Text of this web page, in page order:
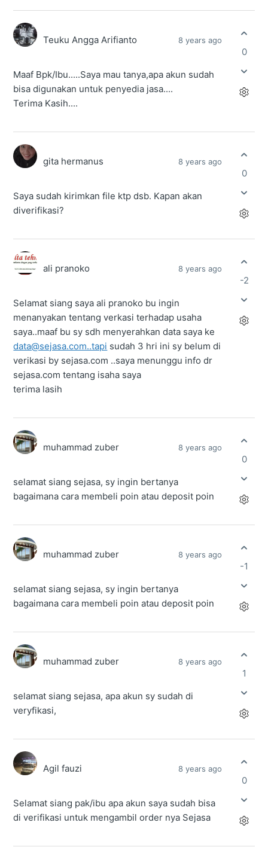
Teuku Angga Arifianto 8 years ago
Maaf Bpk/Ibu.....Saya mau tanya,apa akun sudah
bisa digunakan untuk penyedia jasa....
Terima Kasih....
0
gita hermanus 8 years ago
Saya sudah kirimkan file ktp dsb. Kapan akan
diverifikasi?
0
ali pranoko 8 years ago
Selamat siang saya ali pranoko bu ingin
menanyakan tentang verkasi terhadap usaha
saya..maaf bu sy sdh menyerahkan data saya ke
data@sejasa.com..tapi sudah 3 hri ini sy belum di
verikasi by sejasa.com ..saya menunggu info dr
sejasa.com tentang isaha saya
terima lasih
-2
muhammad zuber 8 years ago
selamat siang sejasa, sy ingin bertanya
bagaimana cara membeli poin atau deposit poin
0
muhammad zuber 8 years ago
selamat siang sejasa, sy ingin bertanya
bagaimana cara membeli poin atau deposit poin
-1
muhammad zuber 8 years ago
selamat siang sejasa, apa akun sy sudah di
veryfikasi,
1
Agil fauzi 8 years ago
Selamat siang pak/ibu apa akun saya sudah bisa
di verifikasi untuk mengambil order nya Sejasa
0